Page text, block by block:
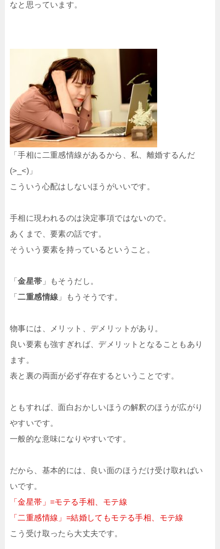
なと思っています。
「手相に二重感情線があるから、私、離婚するんだ
(>_<)」
こういう心配はしないほうがいいです。
手相に現われるのは決定事項ではないので。
あくまで、要素の話です。
そういう要素を持っているということ。
「金星帯 」もそうだし。
「二重感情線 」もうそうです。
物事には、メリット、デメリットがあり。
良い要素も強すぎれば、デメリットとなることもあり
ます。
表と裏の両面が必ず存在するということです。
ともすれば、面白おかしいほうの解釈のほうが広がり
やすいです。
一般的な意味になりやすいです。
だから、基本的には、良い面のほうだけ受け取ればい
いです。
「金星帯」=モテる手相、モテ線
「二重感情線」=結婚してもモテる手相、モテ線
こう受け取ったら大丈夫です。